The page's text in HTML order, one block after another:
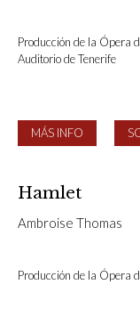
Producción de la Ópera
Auditorio de Tenerife
MÁS INFO
Hamlet
Ambroise Thomas
Producción de la Ópera